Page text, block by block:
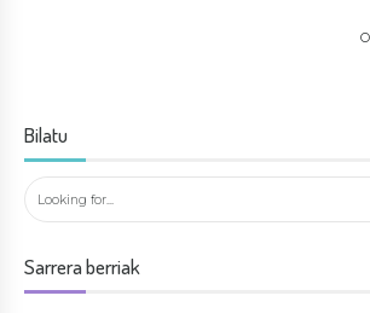
Bilatu
Sarrera berriak